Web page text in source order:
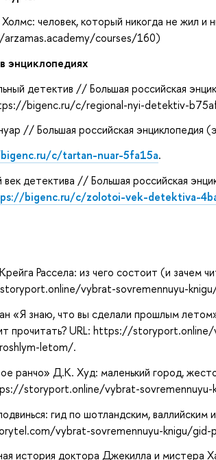
человек, который никогда не жил и
courses/160)
энциклопедиях
детектив // Большая российская
bigenc.ru/c/regional-nyi-detektiv-
// Большая российская энциклопедия
c/tartan-nuar-5fa15a.
век детектива // Большая российская
bigenc.ru/c/zolotoi-vek-detektiva-
Рассела: из чего состоит (и зачем
vybrat-sovremennuyu-
«Я знаю, что вы сделали прошлым
прочитать? URL: https://
letom/.
ранчо» Д.К. Худ: маленький город,
storyport.online/vybrat-
гид по шотландским,
vybrat-sovremennuyu-knigu/
история доктора Джекилла и мистера